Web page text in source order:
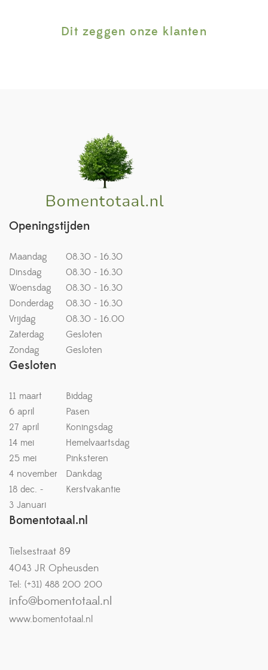
Dit zeggen onze klanten
Openingstijden
Maandag
08.30 - 16.30
Dinsdag
08.30 - 16.30
Woensdag
08.30 - 16.30
Donderdag
08.30 - 16.30
Vrijdag
08.30 - 16.00
Zaterdag
Gesloten
Zondag
Gesloten
Gesloten
11 maart
Biddag
6 april
Pasen
27 april
Koningsdag
14 mei
Hemelvaartsdag
25 mei
Pinksteren
4 november
Dankdag
18 dec. -
Kerstvakantie
3 Januari
Bomentotaal.nl
Tielsestraat 89
4043 JR Opheusden
Tel: (+31) 488 200 200
info@bomentotaal.nl
www.bomentotaal.nl